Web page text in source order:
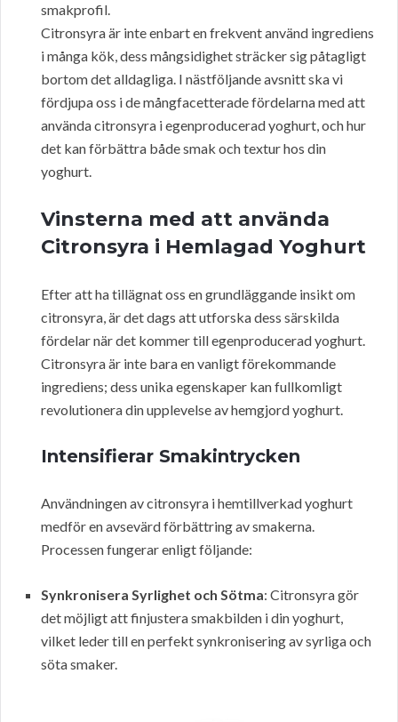
smakprofil.
Citronsyra är inte enbart en frekvent använd ingrediens
i många kök, dess mångsidighet sträcker sig påtagligt
bortom det alldagliga. I nästföljande avsnitt ska vi
fördjupa oss i de mångfacetterade fördelarna med att
använda citronsyra i egenproducerad yoghurt, och hur
det kan förbättra både smak och textur hos din
yoghurt.
Vinsterna med att använda
Citronsyra i Hemlagad Yoghurt
Efter att ha tillägnat oss en grundläggande insikt om
citronsyra, är det dags att utforska dess särskilda
fördelar när det kommer till egenproducerad yoghurt.
Citronsyra är inte bara en vanligt förekommande
ingrediens; dess unika egenskaper kan fullkomligt
revolutionera din upplevelse av hemgjord yoghurt.
Intensifierar Smakintrycken
Användningen av citronsyra i hemtillverkad yoghurt
medför en avsevärd förbättring av smakerna.
Processen fungerar enligt följande:
Synkronisera Syrlighet och Sötma: Citronsyra gör
det möjligt att finjustera smakbilden i din yoghurt,
vilket leder till en perfekt synkronisering av syrliga och
söta smaker.